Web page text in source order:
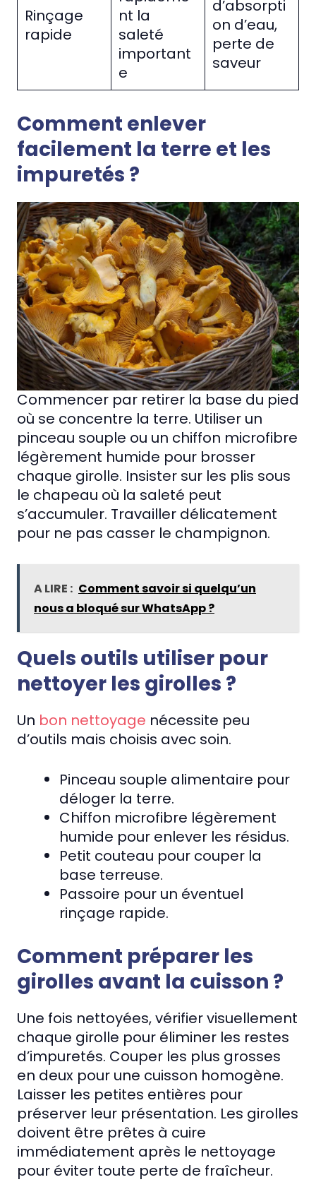
Rinçage
rapide
nt la
saleté
important
e
d’absorpti
on d’eau,
perte de
saveur
Comment enlever
facilement la terre et les
impuretés ?
Commencer par retirer la base du pied
où se concentre la terre. Utiliser un
pinceau souple ou un chiffon microfibre
légèrement humide pour brosser
chaque girolle. Insister sur les plis sous
le chapeau où la saleté peut
s’accumuler. Travailler délicatement
pour ne pas casser le champignon.
A LIRE : Comment savoir si quelqu’un
nous a bloqué sur WhatsApp ?
Quels outils utiliser pour
nettoyer les girolles ?
Un bon nettoyage nécessite peu
d’outils mais choisis avec soin.
Pinceau souple alimentaire pour
déloger la terre.
Chiffon microfibre légèrement
humide pour enlever les résidus.
Petit couteau pour couper la
base terreuse.
Passoire pour un éventuel
rinçage rapide.
Comment préparer les
girolles avant la cuisson ?
Une fois nettoyées, vérifier visuellement
chaque girolle pour éliminer les restes
d’impuretés. Couper les plus grosses
en deux pour une cuisson homogène.
Laisser les petites entières pour
préserver leur présentation. Les girolles
doivent être prêtes à cuire
immédiatement après le nettoyage
pour éviter toute perte de fraîcheur.